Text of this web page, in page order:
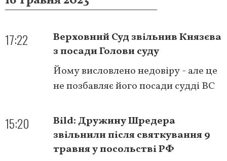
17:22
Верховний Суд звільнив Князєва
з посади Голови суду
Йому висловлено недовіру - але це
не позбавляє його посади судді ВС
15:20
Bild: Дружину Шредера
звільнили після святкування 9
травня у посольстві РФ